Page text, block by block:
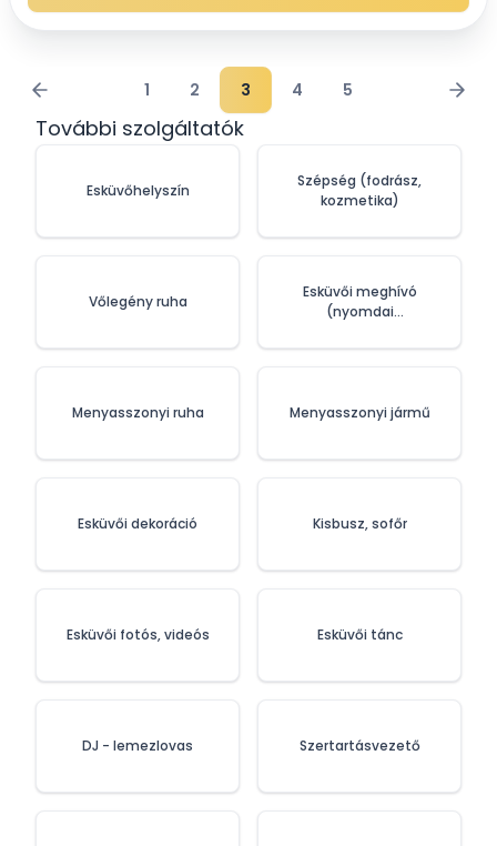
1 2 3 4 5
További szolgáltatók
Esküvőhelyszín
Vőlegény ruha
Menyasszonyi ruha
Esküvői dekoráció
Esküvői fotós, videós
DJ - lemezlovas
Szépség (fodrász,
kozmetika)
Esküvői meghívó
(nyomdai
Menyasszonyi jármű
Kisbusz, sofőr
Esküvői tánc
Szertartásvezető